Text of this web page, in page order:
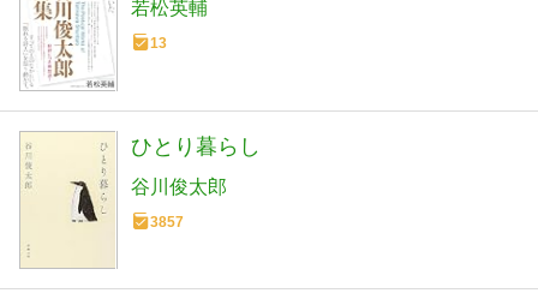
若松英輔
13
ひとり暮らし
谷川俊太郎
3857